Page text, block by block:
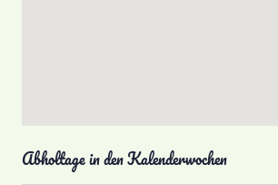
Abholtage in den Kalenderwochen